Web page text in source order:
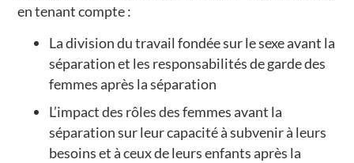
en tenant compte :
La division du travail fondée sur le sexe avant la
séparation et les responsabilités de garde des
femmes après la séparation
L’impact des rôles des femmes avant la
séparation sur leur capacité à subvenir à leurs
besoins et à ceux de leurs enfants après la